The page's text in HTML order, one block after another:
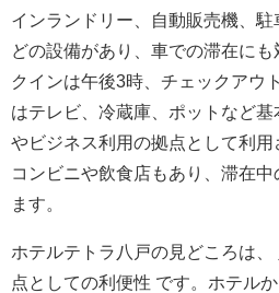
インランドリー、自動販売機、
どの設備があり、車での滞在に
クインは午後3時、チェックアウ
はテレビ、冷蔵庫、ポットなど
やビジネス利用の拠点として利
コンビニや飲食店もあり、滞在
ます。
ホテルテトラ八戸の見どころは
点としての利便性 です。ホテル